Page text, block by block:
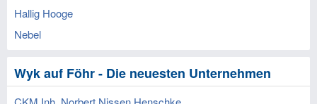
Hallig Hooge
Nebel
Wyk auf Föhr - Die neuesten Unternehmen